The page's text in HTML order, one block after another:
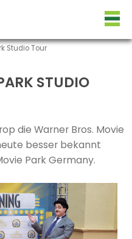
Studio Tour
STUDIO
die Warner Bros. Movie
besser bekannt
Park Germany.